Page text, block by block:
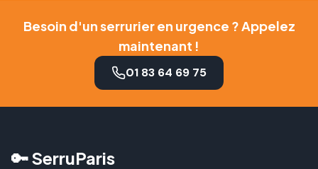
Besoin d'un serrurier en urgence ? Appelez
maintenant !
01 83 64 69 75
🔑 SerruParis